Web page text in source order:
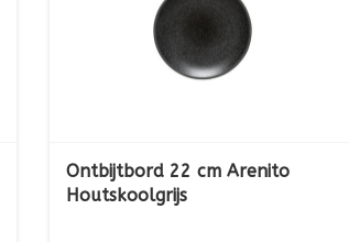
Ontbijtbord 22 cm Arenito
Houtskoolgrijs